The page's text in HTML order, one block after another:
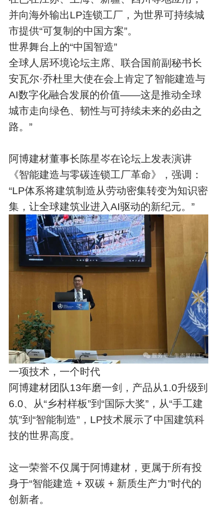
并向海外输出LP连锁工厂，为世界可持续城
市提供“可复制的中国方案”。
世界舞台上的“中国智造”
全球人居环境论坛主席、联合国前副秘书长
安瓦尔·乔杜里大使在会上肯定了智能建造与
AI数字化融合发展的价值——这是推动全球
城市走向绿色、韧性与可持续未来的必由之
路。”
阿博建材董事长陈星岑在论坛上发表演讲
《智能建造与零碳连锁工厂革命》，强调：
“LP体系将建筑制造从劳动密集转变为知识密
集，让全球建筑业进入AI驱动的新纪元。”
一项技术，一个时代
阿博建材团队13年磨一剑，产品从1.0升级到
6.0、从“乡村样板”到“国际大奖”，从“手工建
筑”到“智能制造”，LP技术展示了中国建筑科
技的世界高度。
这一荣誉不仅属于阿博建材，更属于所有投
身于“智能建造 + 双碳 + 新质生产力”时代的
创新者。